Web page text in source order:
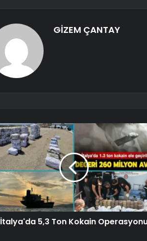
GİZEM ÇANTAY
İtalya'da 5,3 Ton Kokain